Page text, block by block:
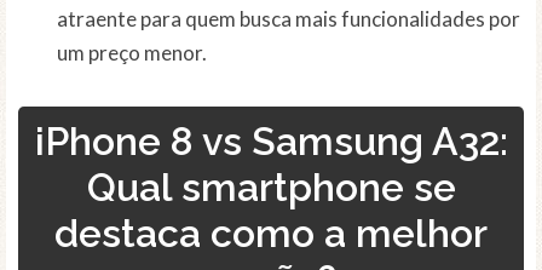
atraente para quem busca mais funcionalidades por
um preço menor.
iPhone 8 vs Samsung A32:
Qual smartphone se
destaca como a melhor